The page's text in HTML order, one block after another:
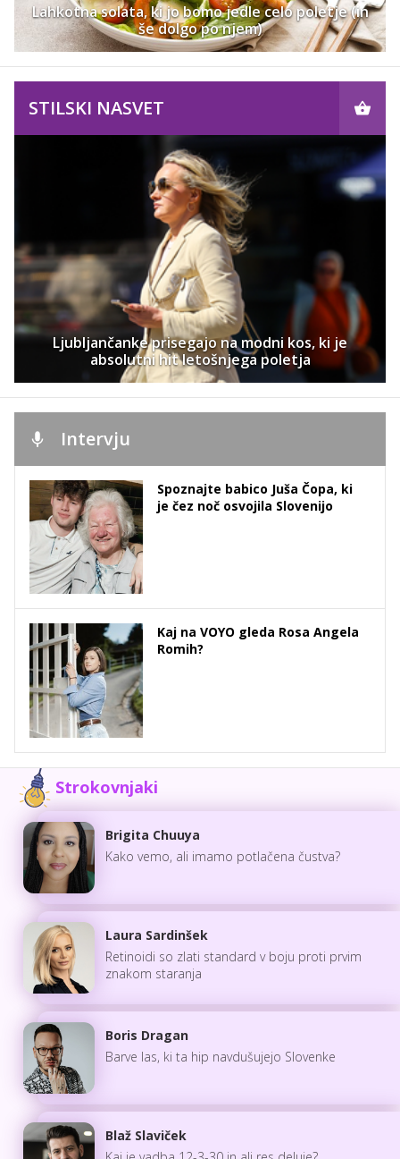
Lahkotna solata, ki jo bomo jedle celo poletje (in
še dolgo po njem)
STILSKI NASVET
Ljubljančanke prisegajo na modni kos, ki je
absolutni hit letošnjega poletja
Intervju
Spoznajte babico Juša Čopa, ki
je čez noč osvojila Slovenijo
Kaj na VOYO gleda Rosa Angela
Romih?
Strokovnjaki
Brigita Chuuya
Kako vemo, ali imamo potlačena čustva?
Laura Sardinšek
Retinoidi so zlati standard v boju proti prvim
znakom staranja
Boris Dragan
Barve las, ki ta hip navdušujejo Slovenke
Blaž Slaviček